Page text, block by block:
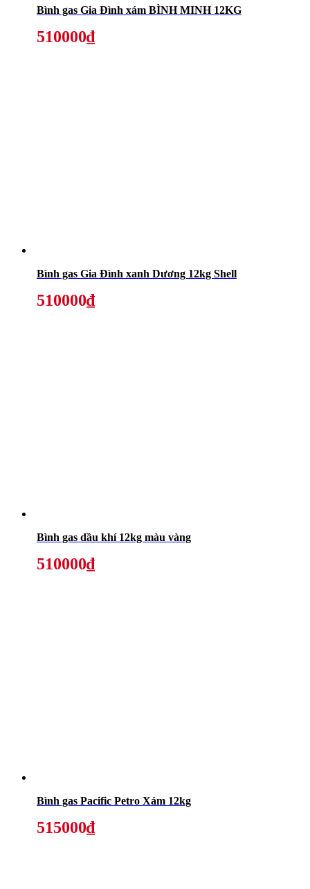
Bình gas Gia Đình xám BÌNH MINH 12KG
510000₫
Bình gas Gia Đình xanh Dương 12kg Shell
510000₫
Bình gas dầu khí 12kg màu vàng
510000₫
Bình gas Pacific Petro Xám 12kg
515000₫